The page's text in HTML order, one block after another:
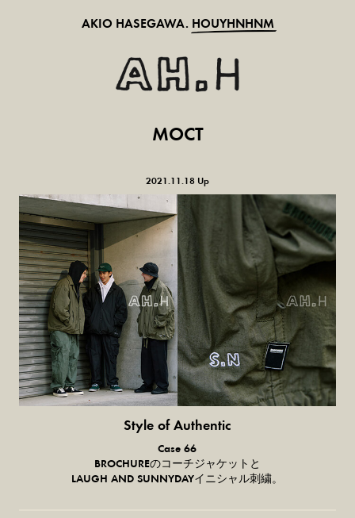
AKIO HASEGAWA. HOUYHNHNM
MOCT
2021.11.18 Up
Style of Authentic
普通の服、
普通のスタイル。
Case 66
BROCHUREのコーチジャケットと
LAUGH AND SUNNYDAYイニシャル刺繍。